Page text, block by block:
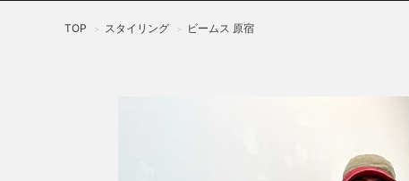
TOP > スタイリング > ビームス 原宿